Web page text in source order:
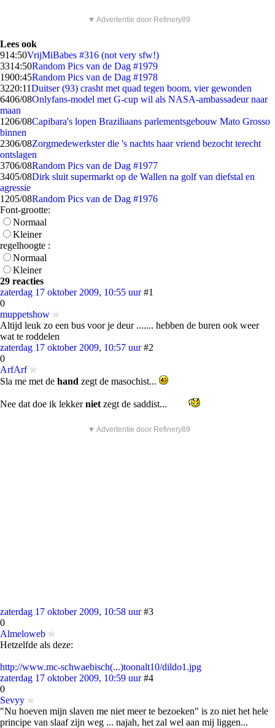
▼ Advertentie door Refinery89
Lees ook
914:50VrijMiBabes #316 (not very sfw!)
3314:50Random Pics van de Dag #1979
1900:45Random Pics van de Dag #1978
3220:11Duitser (93) crasht met quad tegen boom, vier gewonden
6406/08Onlyfans-model met G-cup wil als NASA-ambassadeur naar
maan
1206/08Capibara's lopen Braziliaans parlementsgebouw Mato Grosso
binnen
2306/08Zorgmedewerkster die 's nachts haar vriend bezocht terecht
ontslagen
3706/08Random Pics van de Dag #1977
3405/08Dirk sluit supermarkt op de Wallen na golf van diefstal en
agressie
1205/08Random Pics van de Dag #1976
Font-grootte:
Normaal
Kleiner
regelhoogte :
Normaal
Kleiner
29 reacties
zaterdag 17 oktober 2009, 10:55 uur #1
0
muppetshow
Altijd leuk zo een bus voor je deur ....... hebben de buren ook weer
wat te roddelen
zaterdag 17 oktober 2009, 10:57 uur #2
0
ArfArf
Sla me met de hand zegt de masochist...
Nee dat doe ik lekkerniet zegt de saddist...
▼ Advertentie door Refinery89
zaterdag 17 oktober 2009, 10:58 uur #3
0
Almeloweb
Hetzelfde als deze:
http://www.mc-schwaebisch(...)toonalt10/dildo1.jpg
zaterdag 17 oktober 2009, 10:59 uur #4
0
Sevyy
"Nu hoeven mijn slaven me niet meer te bezoeken" is zo niet het hele
principe van slaaf zijn weg ... najah, het zal wel aan mij liggen...